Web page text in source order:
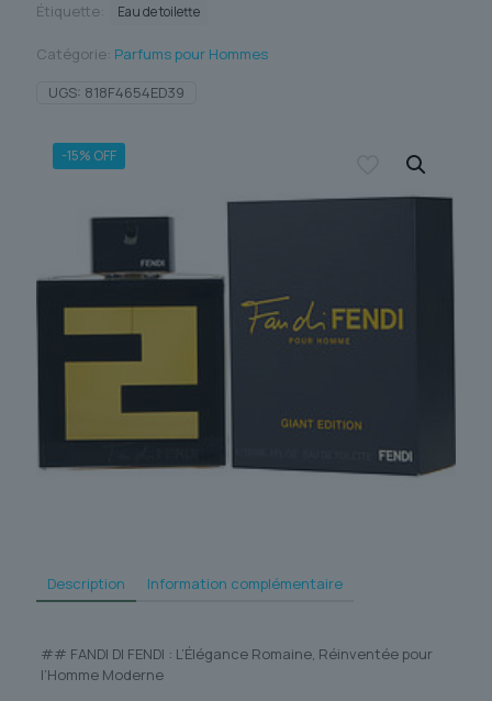
-15% OFF
Description Information complémentaire
## FANDI DI FENDI : L’Élégance Romaine, Réinventée pour
l’Homme Moderne
Étiquette: Eau de toilette
Catégorie: Parfums pour Hommes
UGS: 818F4654ED39